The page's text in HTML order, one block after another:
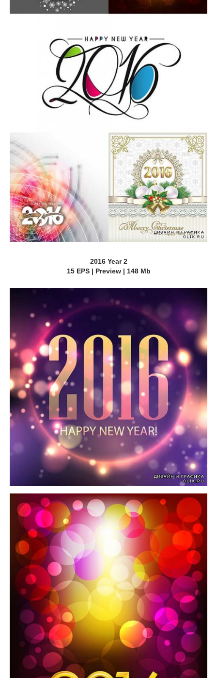
2016 Year 2
15 EPS | Preview | 148 Mb